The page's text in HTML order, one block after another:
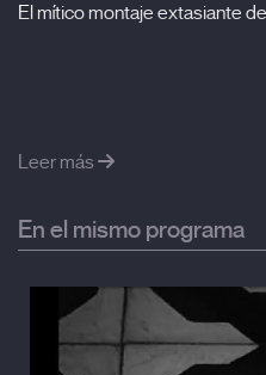
El mítico montaje extasiante
Leer más
En el mismo programa